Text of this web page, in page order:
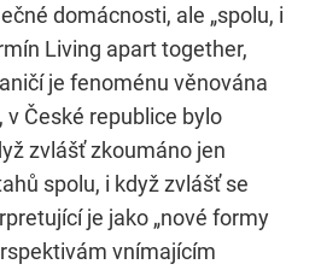
domácnosti, ale „spolu, i
Living apart together,
je fenoménu věnována
České republice bylo
zvlášť zkoumáno jen
spolu, i když zvlášť se
je jako „nové formy
vnímajícím